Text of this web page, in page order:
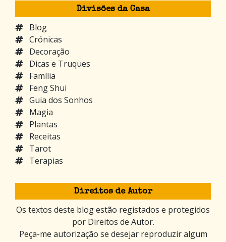
Divisões da Casa
Blog
Crónicas
Decoração
Dicas e Truques
Família
Feng Shui
Guia dos Sonhos
Magia
Plantas
Receitas
Tarot
Terapias
Direitos de Autor
Os textos deste blog estão registados e protegidos
por Direitos de Autor.
Peça-me autorização se desejar reproduzir algum